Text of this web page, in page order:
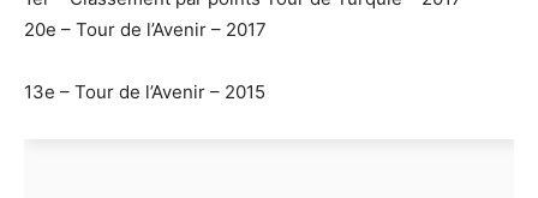
20e – Tour de l’Avenir – 2017
13e – Tour de l’Avenir – 2015